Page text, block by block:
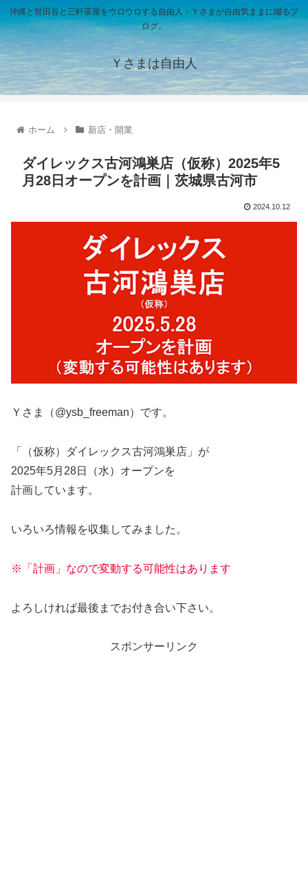
沖縄と世田谷と三軒茶屋をウロウロする自由人・Ｙさまが自由気ままに綴るブ
ログ。
Ｙさまは自由人
ホーム 新店・開業
ダイレックス古河鴻巣店（仮称）2025年5
月28日オープンを計画｜茨城県古河市
2024.10.12
Ｙさま（@ysb_freeman）です。
「（仮称）ダイレックス古河鴻巣店」が
2025年5月28日（水）オープンを
計画しています。
いろいろ情報を収集してみました。
※「計画」なので変動する可能性はあります
よろしければ最後までお付き合い下さい。
スポンサーリンク